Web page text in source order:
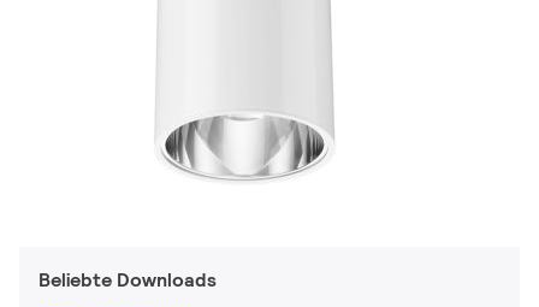
Beliebte Downloads